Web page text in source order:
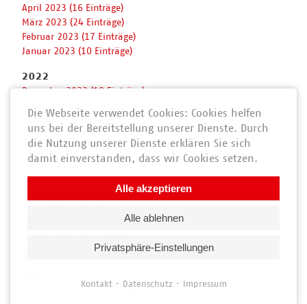
April 2023 (16 Einträge)
März 2023 (24 Einträge)
Februar 2023 (17 Einträge)
Januar 2023 (10 Einträge)
2022
Dezember 2022 (18 Einträge)
Oktober 2022 (14 Einträge)
September 2022 (6 Einträge)
August 2022 (15 Einträge)
Juli 2022 (9 Einträge)
Juni 2022 (11 Einträge)
Mai 2022 (14 Einträge)
Januar 2022 (10 Einträge)
Dezember 2021 (15 Einträge)
Die Webseite verwendet Cookies: Cookies helfen
uns bei der Bereitstellung unserer Dienste. Durch
die Nutzung unserer Dienste erklären Sie sich
damit einverstanden, dass wir Cookies setzen.
Alle akzeptieren
Alle ablehnen
Privatsphäre-Einstellungen
Kontakt Datenschutz Impressum